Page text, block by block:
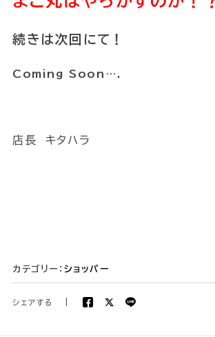
続きは次回にて！
Coming Soon….
店長 キタハラ
カテゴリー： ショッパー
シェアする